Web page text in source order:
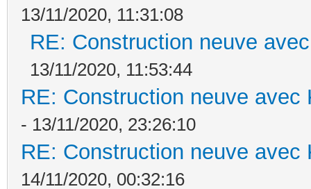
13/11/2020, 11:31:08
RE: Construction neuve
13/11/2020, 11:53:44
RE: Construction neuve avec
- 13/11/2020, 23:26:10
RE: Construction neuve avec
14/11/2020, 00:32:16